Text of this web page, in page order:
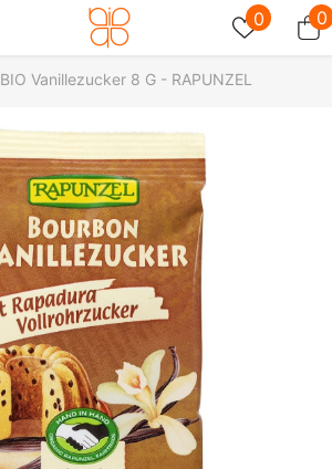
0 00
BIO Vanillezucker 8 G - RAPUNZEL